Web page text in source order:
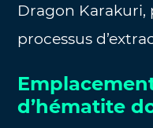
Dragon
processus
d’hématite